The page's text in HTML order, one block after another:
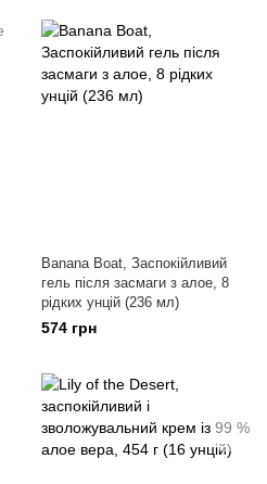
Banana Boat, Заспокійливий
гель після засмаги з алое, 8
рідких унцій (236 мл)
574 грн